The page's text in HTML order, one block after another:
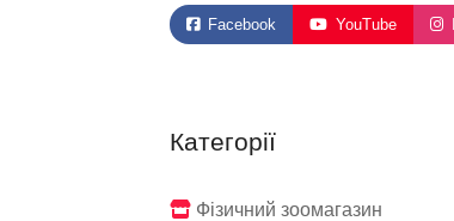
Facebook YouTube
Категорії
Фізичний зоомагазин